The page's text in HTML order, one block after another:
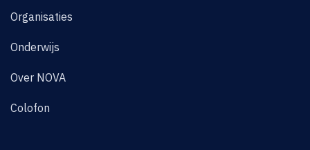
Organisaties
Onderwijs
Over NOVA
Colofon